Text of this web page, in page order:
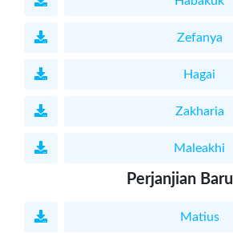
Zefanya
Hagai
Zakharia
Maleakhi
Perjanjian Baru
Matius